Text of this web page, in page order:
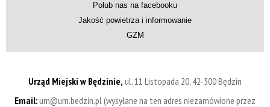
Polub nas na facebooku
Jakość powietrza i informowanie
GZM
Urząd Miejski w Będzinie, ul. 11 Listopada 20, 42-500 Będzin
Email:um@um.bedzin.pl (wysyłane na ten adres niezamówione przez